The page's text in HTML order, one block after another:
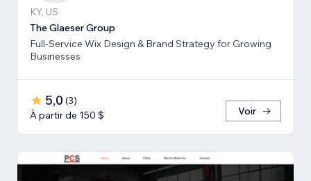
KY, US
The Glaeser Group
Full-Service Wix Design & Brand Strategy for Growing
Businesses
5,0 (3)
À partir de 150 $
Voir